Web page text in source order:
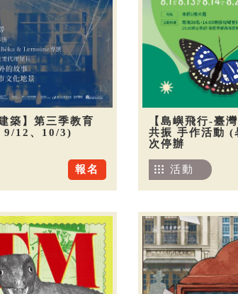
築】第三季教育
9/12、10/3)
報名
【島嶼飛行-臺
共振 手作活動
次停辦
活動